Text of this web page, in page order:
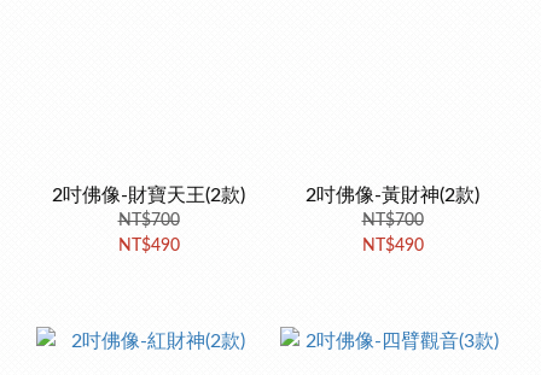
2吋佛像-財寶天王(2款)
NT$700
NT$490
2吋佛像-黃財神(2款)
NT$700
NT$490